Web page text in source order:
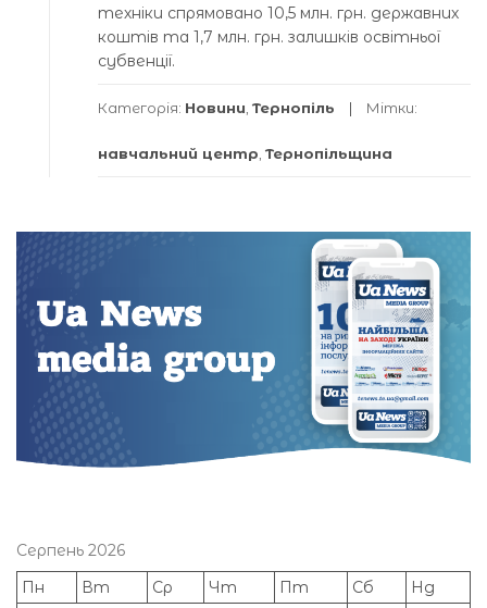
техніки спрямовано 10,5 млн. грн. державних
коштів та 1,7 млн. грн. залишків освітньої
субвенції.
Категорія: Новини Тернопіль Мітки:
навчальний центр Тернопільщина
Серпень 2026
Пн
Вт Ср Чт Пт Сб
Нд